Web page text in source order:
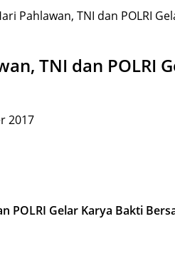
Pahlawan, TNI dan POLRI
TNI dan POLRI
2017
POLRI Gelar Karya Bakti